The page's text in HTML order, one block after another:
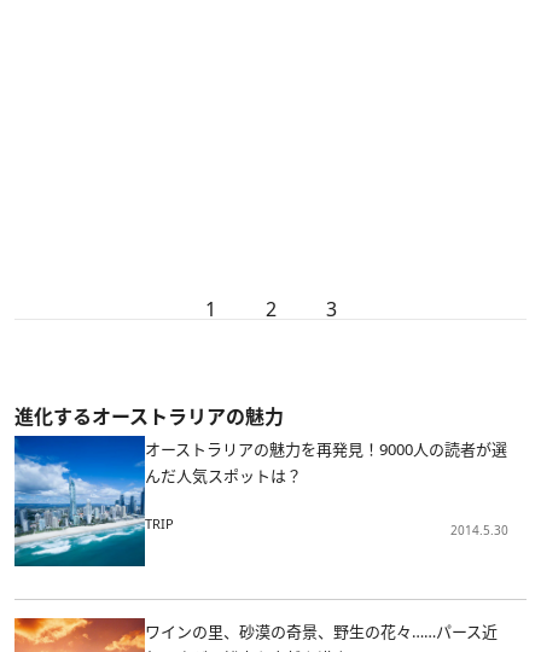
1 2 3
進化するオーストラリアの魅力
オーストラリアの魅力を再発見！9000人の読者が選
んだ人気スポットは？
TRIP 2014.5.30
ワインの里、砂漠の奇景、野生の花々……パース近